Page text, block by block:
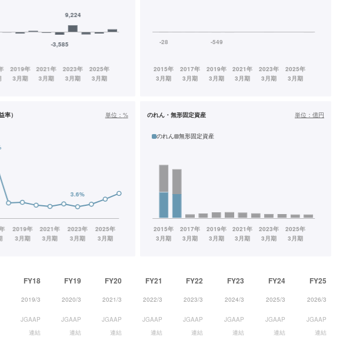
率） 単位： % のれん・無形固定資産 単位： 億円
のれん 無形固定資産
FY18 FY19 FY20 FY21 FY22 FY23 FY24 FY25
2019/3 2020/3 2021/3 2022/3 2023/3 2024/3 2025/3 2026/3
JGAAP
連結
JGAAP
連結
JGAAP
連結
JGAAP
連結
JGAAP
連結
JGAAP
連結
JGAAP
連結
JGAAP
連結